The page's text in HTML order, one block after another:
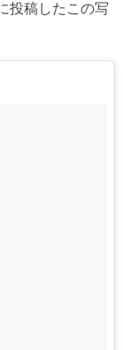
投稿したこの写